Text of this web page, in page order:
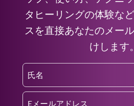
タヒーリングの体験な
スを直接あなたのメー
けします。